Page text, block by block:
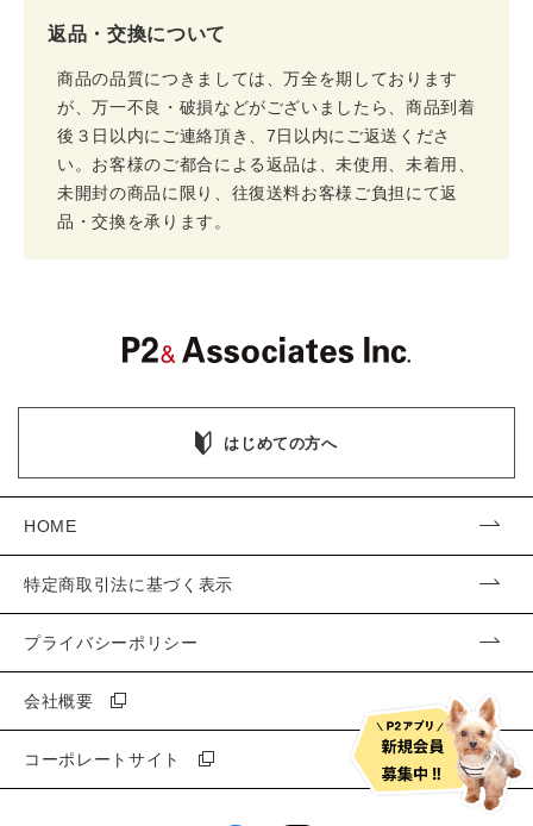
返品・交換について
商品の品質につきましては、万全を期しております
が、万一不良・破損などがございましたら、商品到着
後３日以内にご連絡頂き、7日以内にご返送くださ
い。お客様のご都合による返品は、未使用、未着用、
未開封の商品に限り、往復送料お客様ご負担にて返
品・交換を承ります。
はじめての方へ
HOME
特定商取引法に基づく表示
プライバシーポリシー
会社概要
コーポレートサイト